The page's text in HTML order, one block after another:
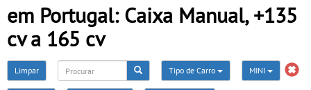
em Portugal: Caixa Manual, +135
cv a 165 cv
Limpar Tipo de Carro MINI